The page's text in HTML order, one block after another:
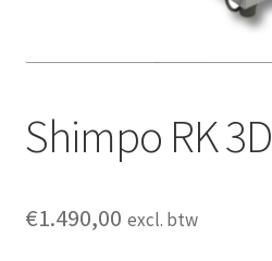
Shimpo RK 3D
€1.490,00 excl. btw